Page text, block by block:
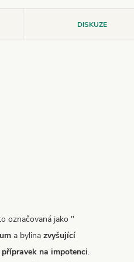
DISKUZE
označovaná jako "
a bylina zvyšující
na impotenci.